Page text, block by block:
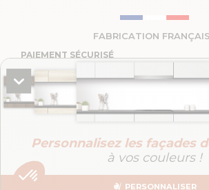
Personnalisez les façades
à vos couleurs !
PERSONNALISER
FABRICATION
PAIEMENT SÉCURISÉ